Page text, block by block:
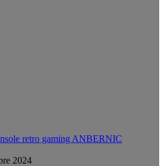
retro gaming ANBERNIC
2024